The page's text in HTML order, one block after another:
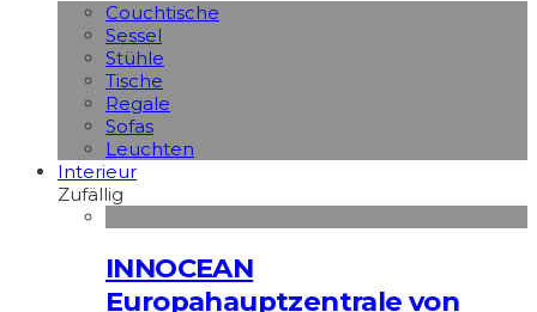
Couchtische
Sessel
Stühle
Tische
Regale
Sofas
Leuchten
Interieur
Zufällig
INNOCEAN
Europahauptzentrale von